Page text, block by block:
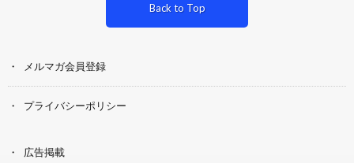
Back to Top
メルマガ会員登録
プライバシーポリシー
広告掲載